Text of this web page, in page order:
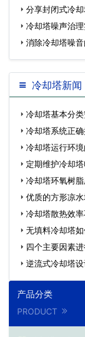
分享封闭式冷
问题
冷却塔噪声治
消除冷却塔噪
冷却塔新闻
冷却塔基本分
冷却塔系统正
冷却塔运行环
定期维护冷却
冷却塔环氧树
的…优质的方形凉
冷却塔散热效
无填料冷却塔
四个主要因素
素…逆流式冷却塔
…
产品分类
PRODUCT